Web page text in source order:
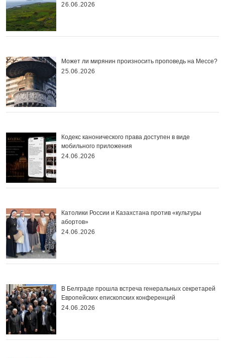
26.06.2026
Может ли мирянин произносить проповедь на Мессе?
25.06.2026
Кодекс канонического права доступен в виде
мобильного приложения
24.06.2026
Католики России и Казахстана против «культуры
абортов»
24.06.2026
В Белграде прошла встреча генеральных секретарей
Европейских епископских конференций
24.06.2026